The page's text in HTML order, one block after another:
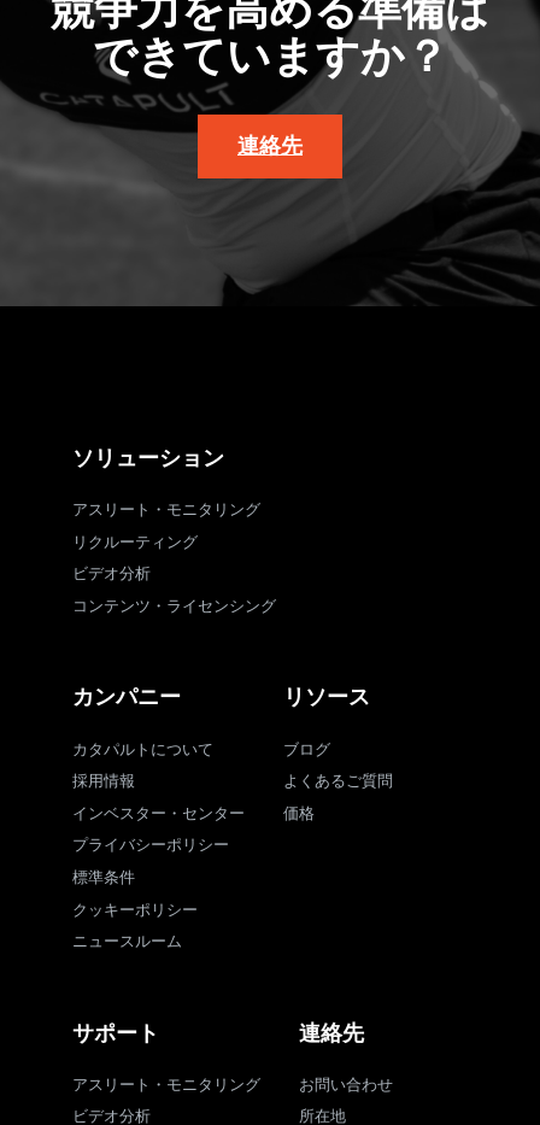
競争力を高める準備は
できていますか？
連絡先
ソリューション
アスリート・モニタリング
リクルーティング
ビデオ分析
コンテンツ・ライセンシング
カンパニー
カタパルトについて
採用情報
インベスター・センター
プライバシーポリシー
標準条件
クッキーポリシー
ニュースルーム
リソース
ブログ
よくあるご質問
価格
サポート
アスリート・モニタリング
ビデオ分析
連絡先
お問い合わせ
所在地